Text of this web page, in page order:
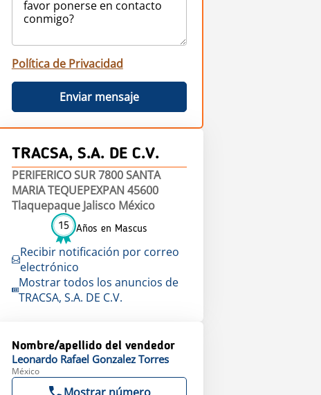
Política de Privacidad
Enviar mensaje
TRACSA, S.A. DE C.V.
PERIFERICO SUR 7800 SANTA
MARIA TEQUEPEXPAN 45600
Tlaquepaque Jalisco México
15 Años en Mascus
Recibir notificación por correo
electrónico
Mostrar todos los anuncios de
TRACSA, S.A. DE C.V.
Nombre/apellido del vendedor
Leonardo Rafael Gonzalez Torres
México